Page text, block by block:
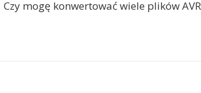
Czy mogę konwertować wiele plików